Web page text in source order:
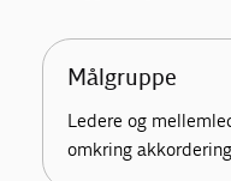
Målgruppe
Ledere og
omkring